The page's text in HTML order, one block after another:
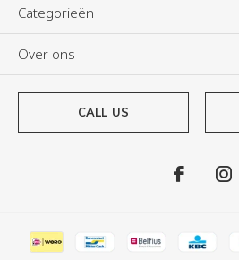
Categorieën
Over ons
CALL US